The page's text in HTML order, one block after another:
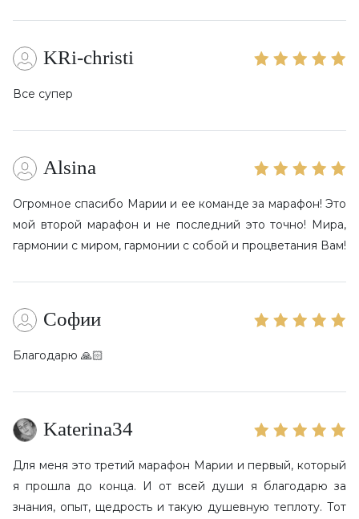
KRi-christi
Все супер
Alsina
Огромное спасибо Марии и ее команде за марафон! Это
мой второй марафон и не последний это точно! Мира,
гармонии с миром, гармонии с собой и процветания Вам!
Софии
Благодарю 🙏🏻
Katerina34
Для меня это третий марафон Марии и первый, который
я прошла до конца. И от всей души я благодарю за
знания, опыт, щедрость и такую душевную теплоту. Тот